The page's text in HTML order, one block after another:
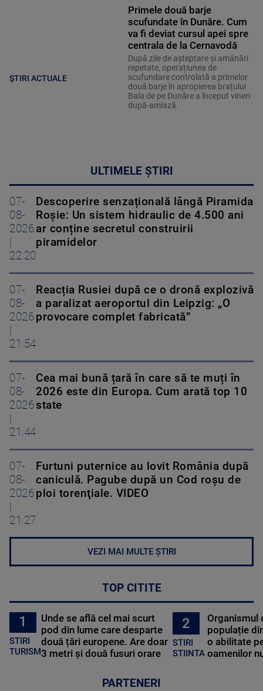
ȘTIRI ACTUALE
Primele două barje
scufundate în Dunăre. Cum
va fi deviat cursul apei spre
centrala de la Cernavodă
După zile de așteptare și amânări
repetate, operațiunea de
scufundare controlată a primelor
două barje în apropierea brațului
Bala de pe Dunăre a început vineri
după-amiază.
ULTIMELE ȘTIRI
07-
08-
2026
22:20
Descoperire senzațională lângă Piramida
Roșie: Un sistem hidraulic de 4.500 ani
ar conține secretul construirii
piramidelor
07-
08-
2026
21:54
Reacția Rusiei după ce o dronă explozivă
a paralizat aeroportul din Leipzig: „O
provocare complet fabricată”
07-
08-
2026
21:44
Cea mai bună țară în care să te muți în
2026 este din Europa. Cum arată top 10
state
07-
08-
2026
21:27
Furtuni puternice au lovit România după
caniculă. Pagube după un Cod roşu de
ploi torenţiale. VIDEO
VEZI MAI MULTE ȘTIRI
TOP CITITE
1
STIRI
TURISM
Unde se află cel mai scurt
pod din lume care desparte
două țări europene. Are doar
3 metri și două fusuri orare
2
STIRI
STIINTA
Organismul
populație
o abilitate
oamenilor
PARTENERI